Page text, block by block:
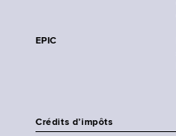
EPIC
Crédits d’impôts